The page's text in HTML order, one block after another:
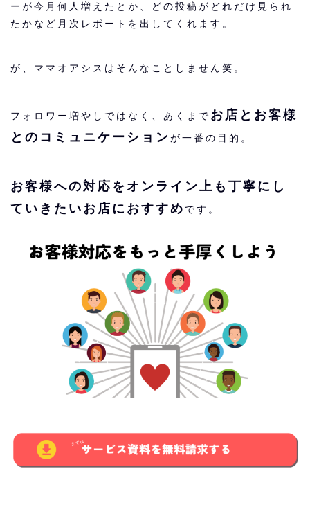
ーが今月何人増えたとか、どの投稿がどれだけ見られ
たかなど月次レポートを出してくれます。
が、ママオアシスはそんなことしません笑。
フォロワー増やしではなく、あくまで お店とお客様
とのコミュニケーションが一番の目的。
お客様への対応をオンライン上も丁寧にし
ていきたいお店におすすめ です。